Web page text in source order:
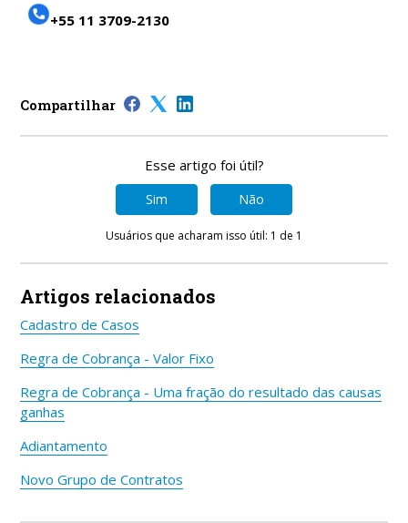
+55 11 3709-2130
Compartilhar
Esse artigo foi útil?
Sim Não
Usuários que acharam isso útil: 1 de 1
Artigos relacionados
Cadastro de Casos
Regra de Cobrança - Valor Fixo
Regra de Cobrança - Uma fração do resultado das causas
ganhas
Adiantamento
Novo Grupo de Contratos